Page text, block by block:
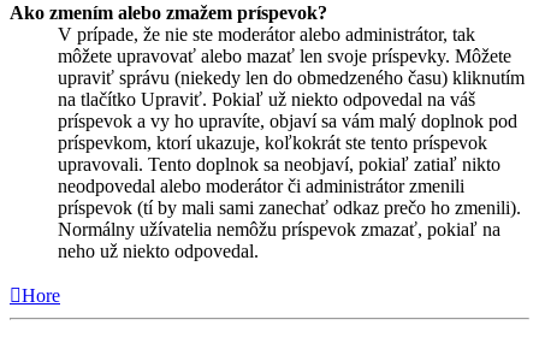
Ako zmením alebo zmažem príspevok?
V prípade, že nie ste moderátor alebo administrátor, tak
môžete upravovať alebo mazať len svoje príspevky. Môžete
upraviť správu (niekedy len do obmedzeného času) kliknutím
na tlačítko Upraviť. Pokiaľ už niekto odpovedal na váš
príspevok a vy ho upravíte, objaví sa vám malý doplnok pod
príspevkom, ktorí ukazuje, koľkokrát ste tento príspevok
upravovali. Tento doplnok sa neobjaví, pokiaľ zatiaľ nikto
neodpovedal alebo moderátor či administrátor zmenili
príspevok (tí by mali sami zanechať odkaz prečo ho zmenili).
Normálny užívatelia nemôžu príspevok zmazať, pokiaľ na
neho už niekto odpovedal.
Hore